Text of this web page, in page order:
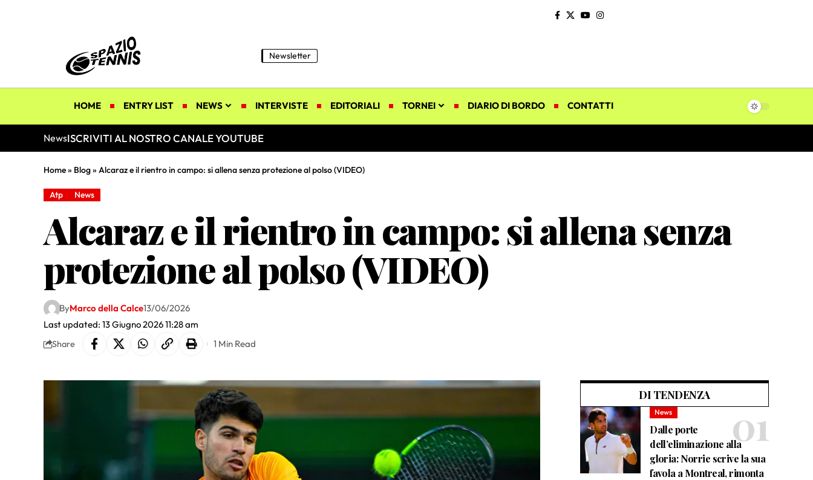
Newsletter
HOME ENTRY LIST NEWS INTERVISTE EDITORIALI TORNEI DIARIO DI BORDO CONTATTI
NewsISCRIVITI AL NOSTRO CANALE YOUTUBE
Home» Blog» Alcaraz e il rientro in campo: si allena senza protezione al polso (VIDEO)
Atp News
Alcaraz e il rientro in campo: si allena senza
protezione al polso (VIDEO)
Last updated: 13 Giugno 2026 11:28 am
ByMarco della Calce13/06/2026
Share 1 Min Read
DI TENDENZA
News
Dalle porte
dell’eliminazione alla
gloria: Norrie scrive la sua
favola a Montreal, rimonta